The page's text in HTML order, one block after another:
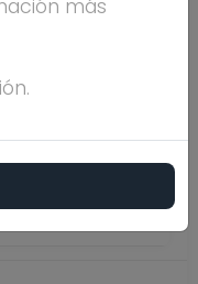
63 años
más